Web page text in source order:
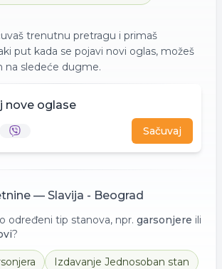
trenutnu pretragu i primaš
put kada se pojavi novi oglas, možeš
na sledeće dugme.
nove oglase
Sačuvaj
— Slavija - Beograd
određeni tip stanova, npr. garsonjere ili
?
Izdavanje Jednosoban stan